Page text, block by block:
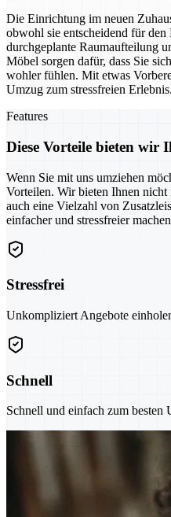
Die Einrichtung im neuen
obwohl sie entscheidend für
durchgeplante Raumaufteilung
Möbel sorgen dafür, dass Sie
wohler fühlen. Mit etwas
Umzug zum stressfreien Erlebnis.
Features
Diese Vorteile bieten wir
Wenn Sie mit uns umziehen
Vorteilen. Wir bieten Ihnen nicht
auch eine Vielzahl von
einfacher und stressfreier
Stressfrei
Unkompliziert Angebote
Schnell
Schnell und einfach zum besten